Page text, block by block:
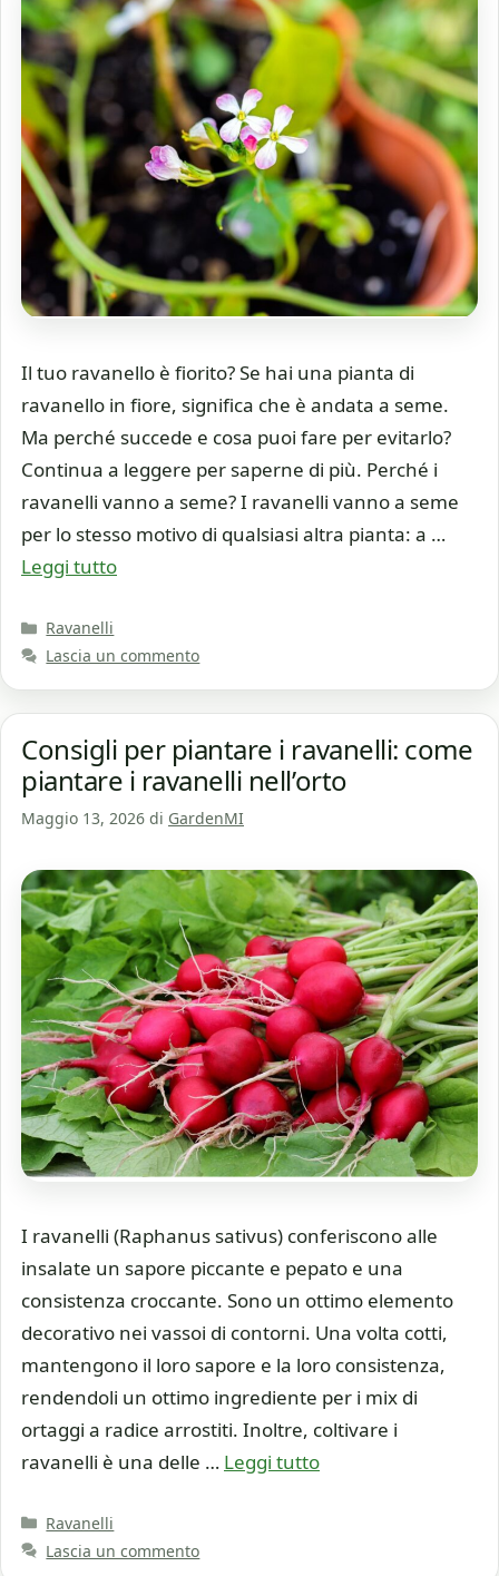
Il tuo ravanello è fiorito? Se hai una pianta di
ravanello in fiore, significa che è andata a seme.
Ma perché succede e cosa puoi fare per evitarlo?
Continua a leggere per saperne di più. Perché i
ravanelli vanno a seme? I ravanelli vanno a seme
per lo stesso motivo di qualsiasi altra pianta: a …
Leggi tutto
Categorie
Ravanelli
Lascia un commento
Consigli per piantare i ravanelli: come
piantare i ravanelli nell’orto
Maggio 13, 2026 di GardenMI
I ravanelli (Raphanus sativus) conferiscono alle
insalate un sapore piccante e pepato e una
consistenza croccante. Sono un ottimo elemento
decorativo nei vassoi di contorni. Una volta cotti,
mantengono il loro sapore e la loro consistenza,
rendendoli un ottimo ingrediente per i mix di
ortaggi a radice arrostiti. Inoltre, coltivare i
ravanelli è una delle … Leggi tutto
Categorie
Ravanelli
Lascia un commento